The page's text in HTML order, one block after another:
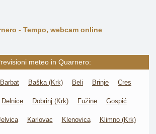
- Tempo, webcam online
meteo in Quarnero:
Barbat Baška (Krk) Beli Brinje Cres
Delnice Dobrinj (Krk) Fužine Gospić
Karlovac Klenovica Klimno (Krk)